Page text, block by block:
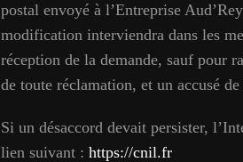
postal envoyé à l’Entreprise
modification interviendra dans les
réception de la demande, sauf pour
de toute réclamation, et un accusé
Si un désaccord devait persister,
lien suivant : https://cnil.fr